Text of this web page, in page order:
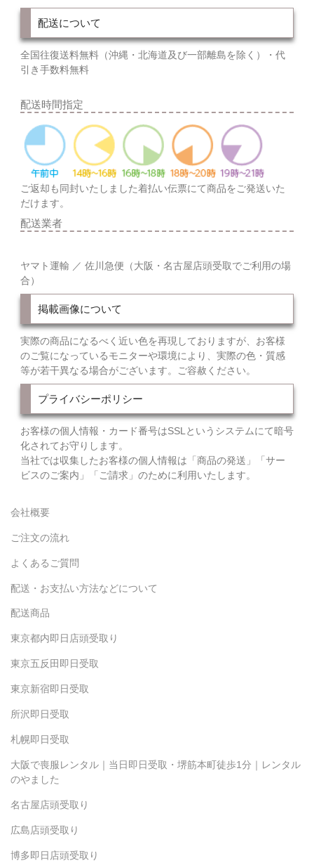
配送について
全国往復送料無料（沖縄・北海道及び一部離島を除く）・代
引き手数料無料
配送時間指定
ご返却も同封いたしました着払い伝票にて商品をご発送いた
だけます。
配送業者
ヤマト運輸 ／ 佐川急便（大阪・名古屋店頭受取でご利用の場
合）
掲載画像について
実際の商品になるべく近い色を再現しておりますが、お客様
のご覧になっているモニターや環境により、実際の色・質感
等が若干異なる場合がございます。ご容赦ください。
プライバシーポリシー
お客様の個人情報・カード番号はSSLというシステムにて暗号
化されてお守りします。
当社では収集したお客様の個人情報は「商品の発送」「サー
ビスのご案内」「ご請求」のために利用いたします。
会社概要
ご注文の流れ
よくあるご質問
配送・お支払い方法などについて
配送商品
東京都内即日店頭受取り
東京五反田即日受取
東京新宿即日受取
所沢即日受取
札幌即日受取
大阪で喪服レンタル｜当日即日受取・堺筋本町徒歩1分｜レンタル
のやました
名古屋店頭受取り
広島店頭受取り
博多即日店頭受取り